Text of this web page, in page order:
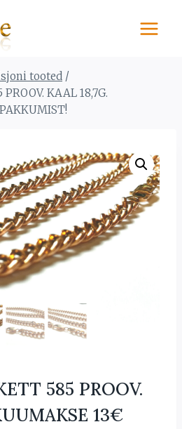
tooted /
KAAL 18,7G.
585 PROOV.
13€